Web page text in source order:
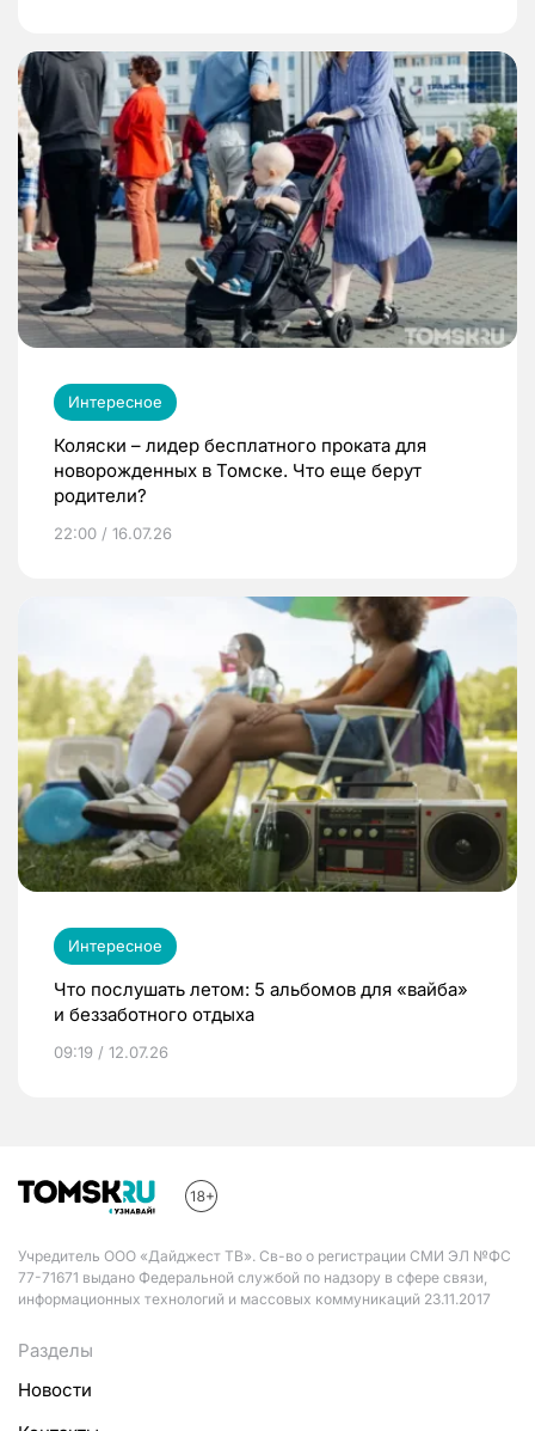
Интересное
Коляски – лидер бесплатного проката для
новорожденных в Томске. Что еще берут
родители?
22:00 / 16.07.26
Интересное
Что послушать летом: 5 альбомов для «вайба»
и беззаботного отдыха
09:19 / 12.07.26
Учредитель ООО «Дайджест ТВ». Св-во о регистрации СМИ ЭЛ №ФС
77-71671 выдано Федеральной службой по надзору в сфере связи,
информационных технологий и массовых коммуникаций 23.11.2017
Разделы
Новости